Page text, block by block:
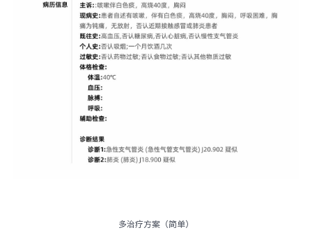
多治疗方案（简单）